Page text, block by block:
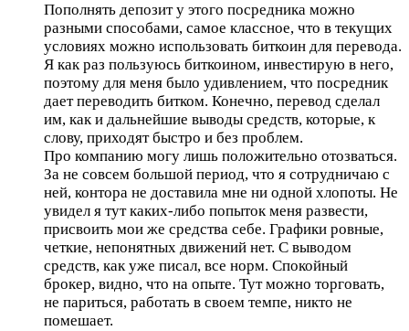
Пополнять депозит у этого посредника можно
разными способами, самое классное, что в текущих
условиях можно использовать биткоин для перевода.
Я как раз пользуюсь биткоином, инвестирую в него,
поэтому для меня было удивлением, что посредник
дает переводить битком. Конечно, перевод сделал
им, как и дальнейшие выводы средств, которые, к
слову, приходят быстро и без проблем.
Про компанию могу лишь положительно отозваться.
За не совсем большой период, что я сотрудничаю с
ней, контора не доставила мне ни одной хлопоты. Не
увидел я тут каких-либо попыток меня развести,
присвоить мои же средства себе. Графики ровные,
четкие, непонятных движений нет. С выводом
средств, как уже писал, все норм. Спокойный
брокер, видно, что на опыте. Тут можно торговать,
не париться, работать в своем темпе, никто не
помешает.